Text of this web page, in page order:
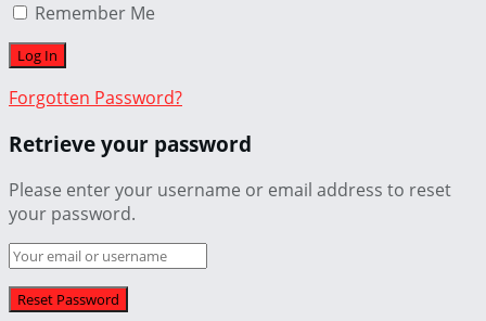
Remember Me
Forgotten Password?
Retrieve your password
Please enter your username or email address to reset
your password.